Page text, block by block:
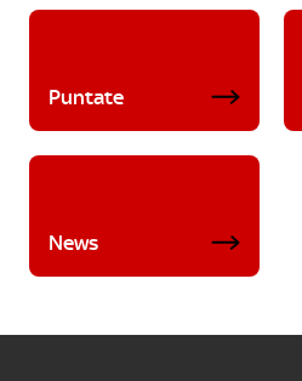
Puntate
News